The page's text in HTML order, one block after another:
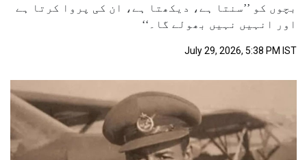
بچوں کو ’’سنتا ہے، دیکھتا ہے، ان کی پروا کرتا ہے
اور انہیں نہیں بھولے گا۔‘‘
July 29, 2026, 5:38 PM IST